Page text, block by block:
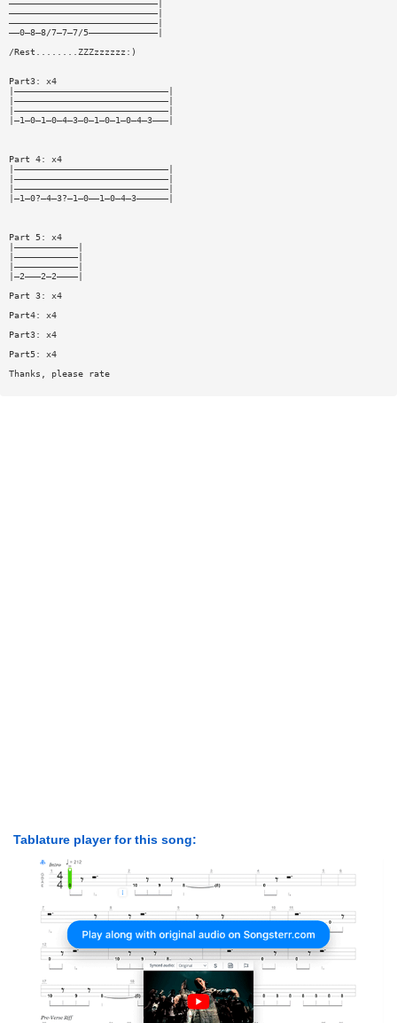
————————————————————————————|
————————————————————————————|
————————————————————————————|
——0—8—8/7—7—7/5—————————————|
/Rest........ZZZzzzzzz:)
Part3: x4
|—————————————————————————————|
|—————————————————————————————|
|—————————————————————————————|
|—1—0—1—0—4—3—0—1—0—1—0—4—3———|
Part 4: x4
|—————————————————————————————|
|—————————————————————————————|
|—————————————————————————————|
|—1—0?—4—3?—1—0——1—0—4—3——————|
Part 5: x4
|————————————|
|————————————|
|————————————|
|—2———2—2————|
Part 3: x4
Part4: x4
Part3: x4
Part5: x4
Thanks, please rate
Tablature player for this song: